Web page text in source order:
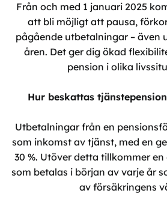
Från och med 1 januari 2025
att bli möjligt att pausa,
pågående utbetalningar – även
åren. Det ger dig ökad
pension i olika
Hur beskattas
Utbetalningar från en
som inkomst av tjänst, med en
30 %. Utöver detta tillkommer
som betalas i början av varje år
av försäkringens